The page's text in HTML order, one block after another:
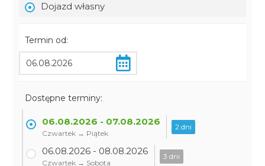
Dojazd własny
Termin od:
Dostępne terminy:
06.08.2026 - 07.08.2026
Czwartek → Piątek
2 dni
06.08.2026 - 08.08.2026
Czwartek → Sobota
3 dni